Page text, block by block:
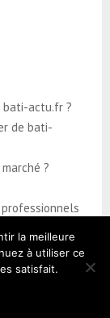
actu.fr ?
de bati-
?
bati-actu.fr ?
réseaux
la meilleure
à utiliser ce
satisfait.